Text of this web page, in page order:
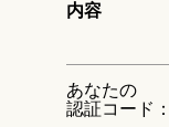
内容
あなたの
認証コード：